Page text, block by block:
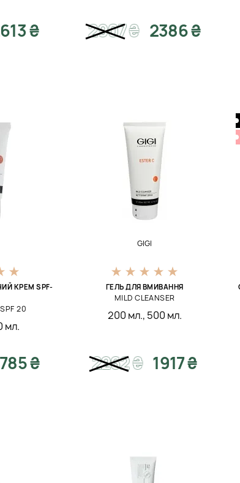
₴ 2907₴ 2386 ₴
КРЕМ SPF-
20
мл.
₴
GIGI
ГЕЛЬ ДЛЯ ВМИВАННЯ
MILD CLEANSER
200 мл., 500 мл.
2262₴ 1917 ₴